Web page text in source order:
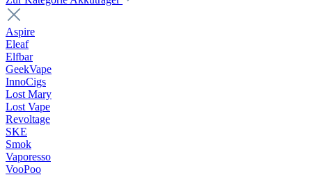
Aspire
Eleaf
Elfbar
GeekVape
InnoCigs
Lost Mary
Lost Vape
Revoltage
SKE
Smok
Vaporesso
VooPoo